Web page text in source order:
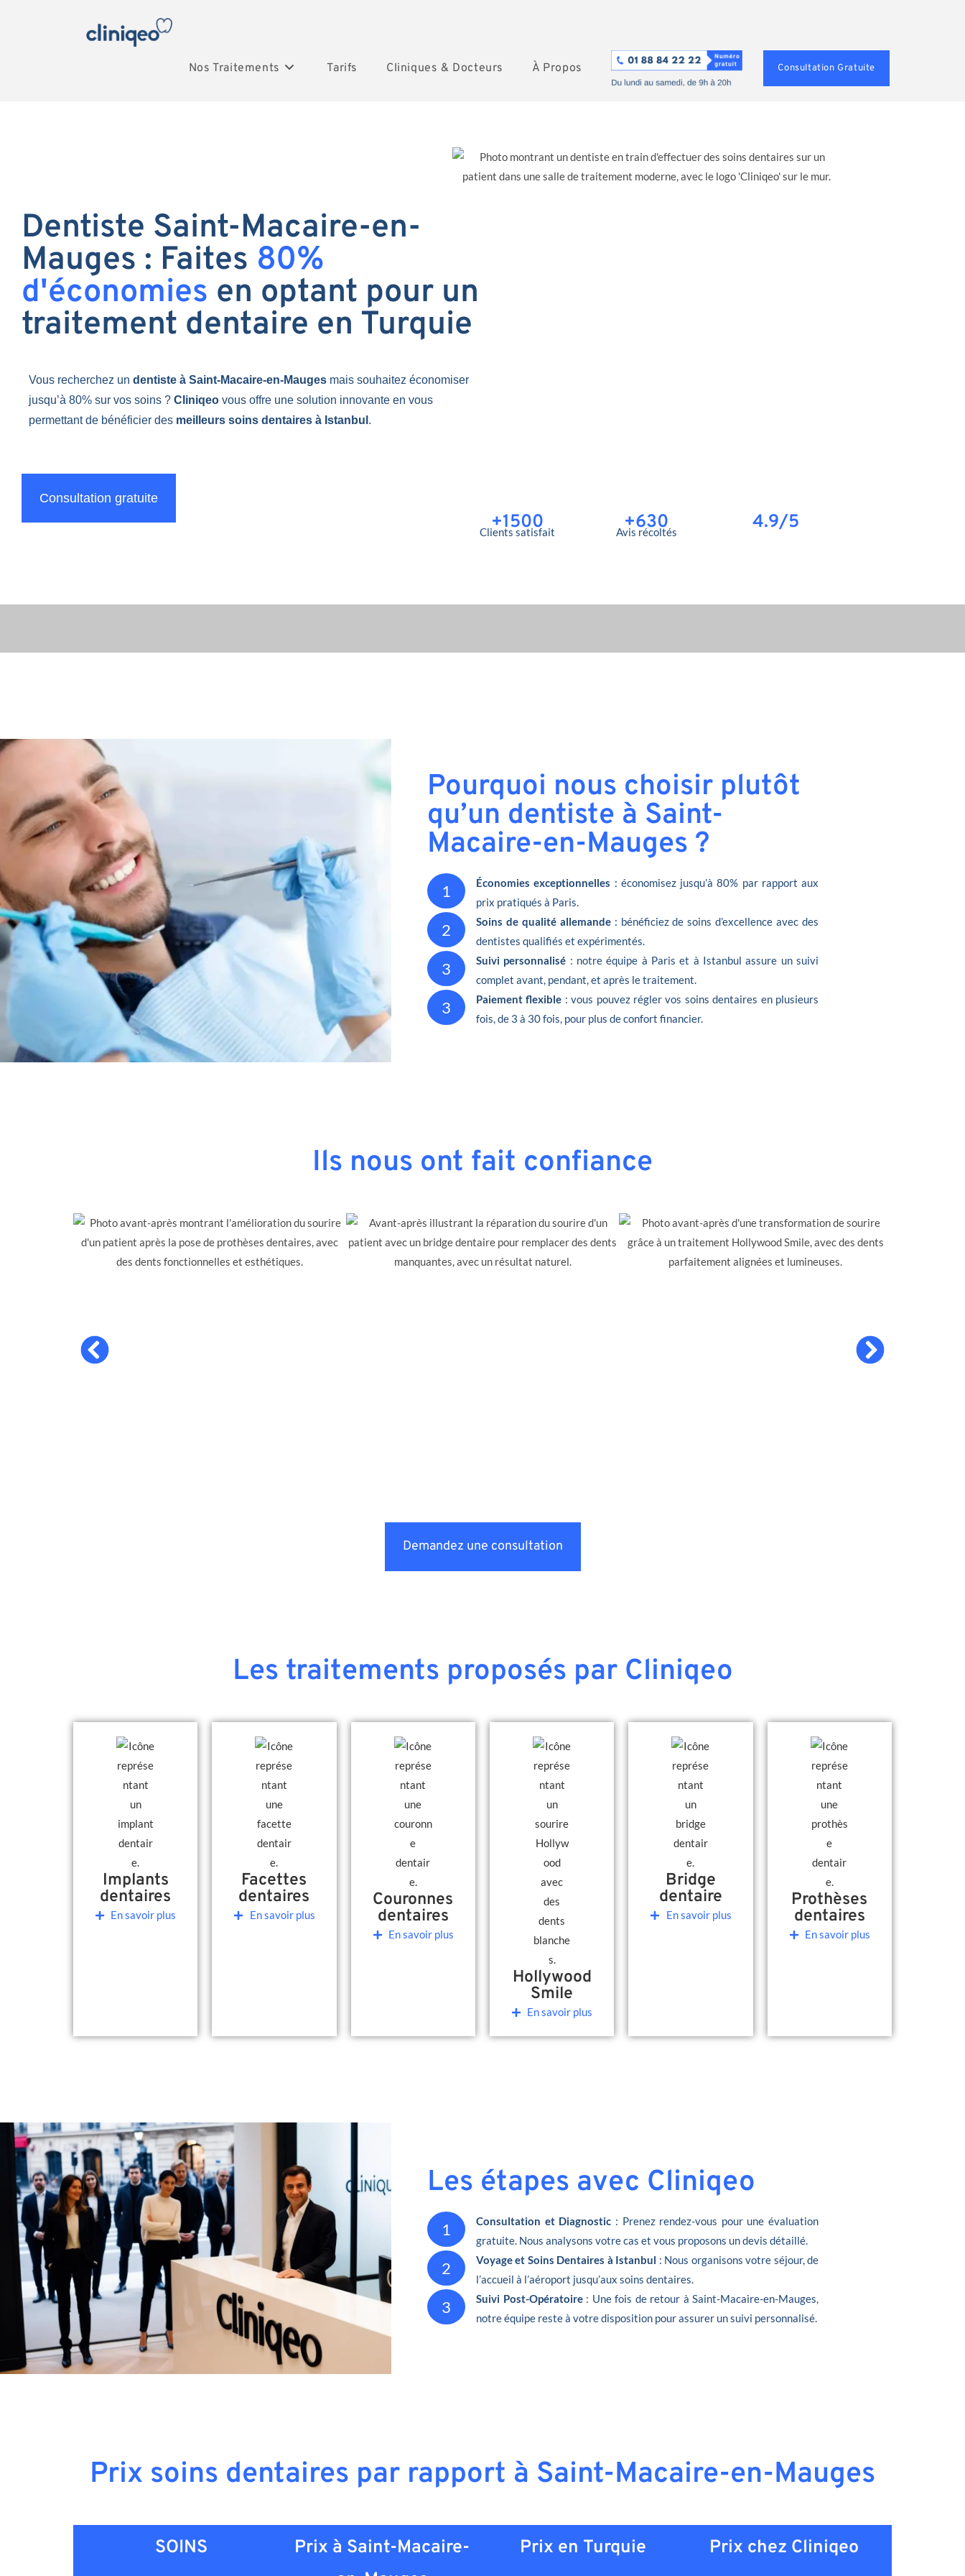
Nos Traitements Tarifs Cliniques & Docteurs À Propos Consultation Gratuite
Dentiste Saint-Macaire-en-
Mauges : Faites 80%
d'économies en optant pour un
traitement dentaire en Turquie
Vous recherchez un dentiste à Saint-Macaire-en-Mauges mais souhaitez économiser
jusqu’à 80% sur vos soins ? Cliniqeo vous offre une solution innovante en vous
permettant de bénéficier des meilleurs soins dentaires à Istanbul .
Consultation gratuite
+1500
Clients satisfait +630
Avis récoltés 4.9/5
Pourquoi nous choisir plutôt
qu’un dentiste à Saint-
Macaire-en-Mauges ?
1 Économies exceptionnelles : économisez jusqu’à 80% par rapport aux
prix pratiqués à Paris.
2 Soins de qualité allemande: bénéficiez de soins d’excellence avec des
dentistes qualifiés et expérimentés.
3 Suivi personnalisé : notre équipe à Paris et à Istanbul assure un suivi
complet avant, pendant, et après le traitement.
3 Paiement flexible : vous pouvez régler vos soins dentaires en plusieurs
fois, de 3 à 30 fois, pour plus de confort financier.
Ils nous ont fait confiance
Demandez une consultation
Les traitements proposés par Cliniqeo
Implants
dentaires
En savoir plus
Facettes
dentaires
En savoir plus
Couronnes
dentaires
En savoir plus
Hollywood
Smile
En savoir plus
Bridge
dentaire
En savoir plus
Prothèses
dentaires
En savoir plus
Les étapes avec Cliniqeo
1 Consultation et Diagnostic : Prenez rendez-vous pour une évaluation
gratuite. Nous analysons votre cas et vous proposons un devis détaillé.
2 Voyage et Soins Dentaires à Istanbul : Nous organisons votre séjour, de
l’accueil à l’aéroport jusqu’aux soins dentaires.
3 Suivi Post-Opératoire : Une fois de retour à Saint-Macaire-en-Mauges,
notre équipe reste à votre disposition pour assurer un suivi personnalisé.
Prix soins dentaires par rapport à Saint-Macaire-en-Mauges
SOINS
Prix à Saint-Macaire-
Prix en Turquie Prix chez Cliniqeo